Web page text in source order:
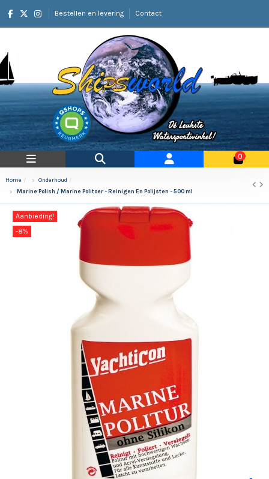
Bestellen en levering Contact
0
Home
Onderhoud
Marine Polish / Marine Politoer - Reinigen En Polijsten - 500 ml
Aanbieding!
-8%